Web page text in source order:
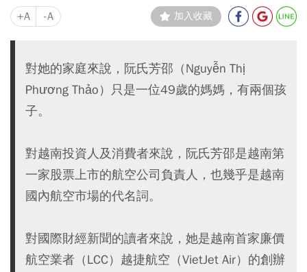
+A -A 加入收藏
對她的家庭來說，阮氏芳邵（Nguyễn Thị
Phương Thảo）只是一位49歲的媽媽，有兩個孩
子。
對越南投資人及消費者來說，阮氏芳邵是越南第
一家股票上市的航空公司負責人，也幾乎是越南
國內航空市場的代名詞。
對國際財經新聞的讀者來說，她是越南首家廉價
航空業者（LCC）越捷航空（VietJet Air）的創辦